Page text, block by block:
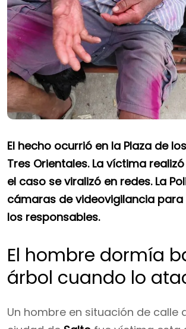
El hecho ocurrió en la Plaza de
Tres Orientales. La víctima
el caso se viralizó en redes. La
cámaras de videovigilancia
los responsables.
El hombre dormía
árbol cuando lo
Un hombre en situación de calle